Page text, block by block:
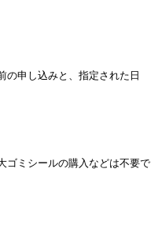
申し込みと、指定された日
ゴミシールの購入などは不要で